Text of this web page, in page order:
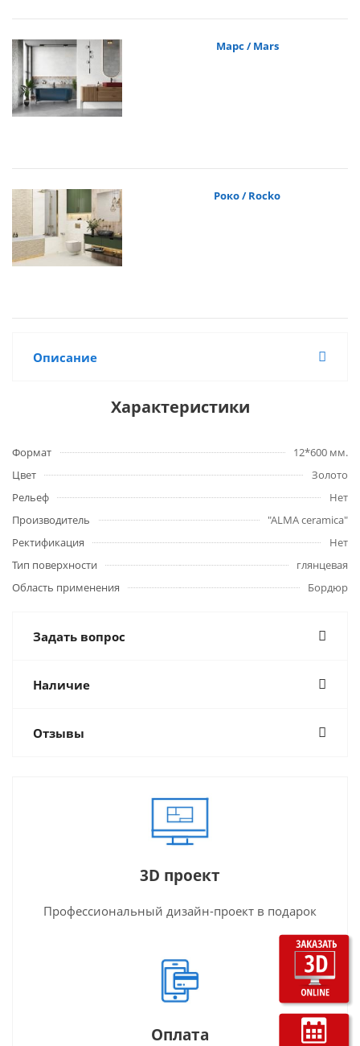
Марс / Mars
Роко / Rocko
Описание
Характеристики
Формат
12*600 мм.
Цвет
Золото
Рельеф
Нет
Производитель
"ALMA ceramica"
Ректификация
Нет
Тип поверхности
глянцевая
Область применения
Бордюр
Задать вопрос
Наличие
Отзывы
3D проект
Профессиональный дизайн-проект в подарок
Оплата